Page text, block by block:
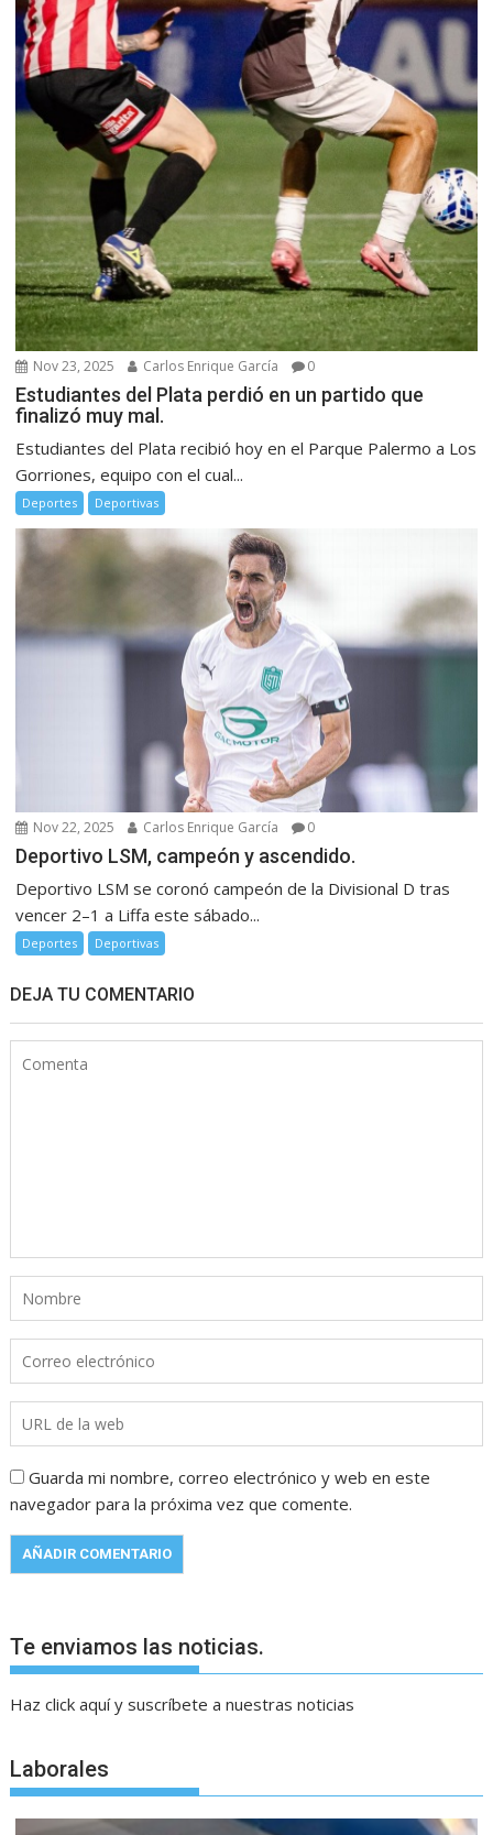
Nov 23, 2025 Carlos Enrique García 0
Estudiantes del Plata perdió en un partido que
finalizó muy mal.
Estudiantes del Plata recibió hoy en el Parque Palermo a Los
Gorriones, equipo con el cual...
Deportes Deportivas
Nov 22, 2025 Carlos Enrique García 0
Deportivo LSM, campeón y ascendido.
Deportivo LSM se coronó campeón de la Divisional D tras
vencer 2–1 a Liffa este sábado...
Deportes Deportivas
DEJA TU COMENTARIO
Guarda mi nombre, correo electrónico y web en este
navegador para la próxima vez que comente.
Te enviamos las noticias.
Haz click aquí y suscríbete a nuestras noticias
Laborales